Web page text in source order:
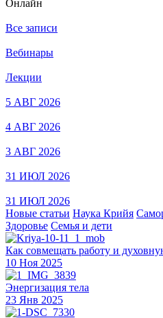
Онлайн
Все записи
Вебинары
Лекции
5 АВГ 2026
4 АВГ 2026
3 АВГ 2026
31 ИЮЛ 2026
31 ИЮЛ 2026
Новые статьи Наука Крийя
Здоровье Семья и дети
Как совмещать работу и
10 Ноя 2025
Энергизация тела
23 Янв 2025